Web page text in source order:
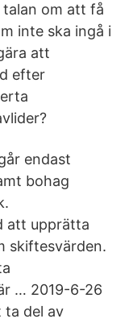
om att få
inte ska ingå i
att
efter
endast
bohag
att upprätta
skiftesvärden.
… 2019-6-26
ta del av